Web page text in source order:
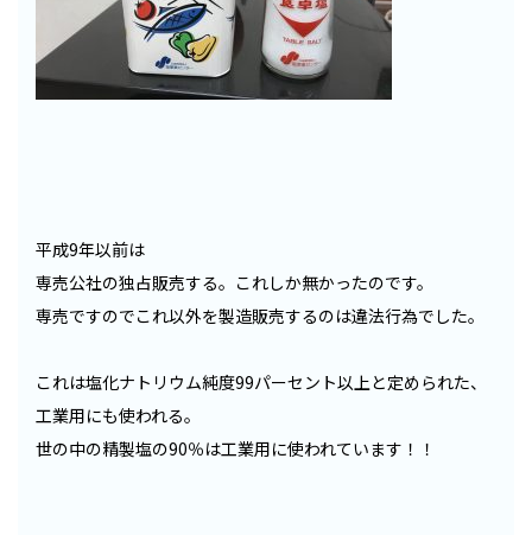
平成9年以前は
専売公社の独占販売する。これしか無かったのです。
専売ですのでこれ以外を製造販売するのは違法行為でした。
これは塩化ナトリウム純度99パーセント以上と定められた、
工業用にも使われる。
世の中の精製塩の90％は工業用に使われています！！